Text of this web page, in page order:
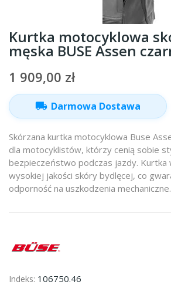
Kurtka motocyklowa
męska BUSE Assen
1 909,00 zł
local_shipping Darmowa Dostawa
Skórzana kurtka motocyklowa Buse
dla motocyklistów, którzy cenią sobie
bezpieczeństwo podczas jazdy. Kurtka
wysokiej jakości skóry bydlęcej, co
odporność na uszkodzenia mechaniczne.
Indeks: 106750.46